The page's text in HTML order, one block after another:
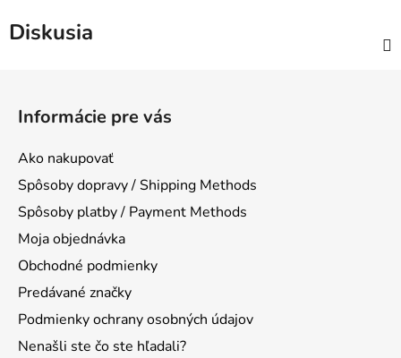
Diskusia
Informácie pre vás
Ako nakupovať
Spôsoby dopravy / Shipping Methods
Spôsoby platby / Payment Methods
Moja objednávka
Obchodné podmienky
Predávané značky
Podmienky ochrany osobných údajov
Nenašli ste čo ste hľadali?